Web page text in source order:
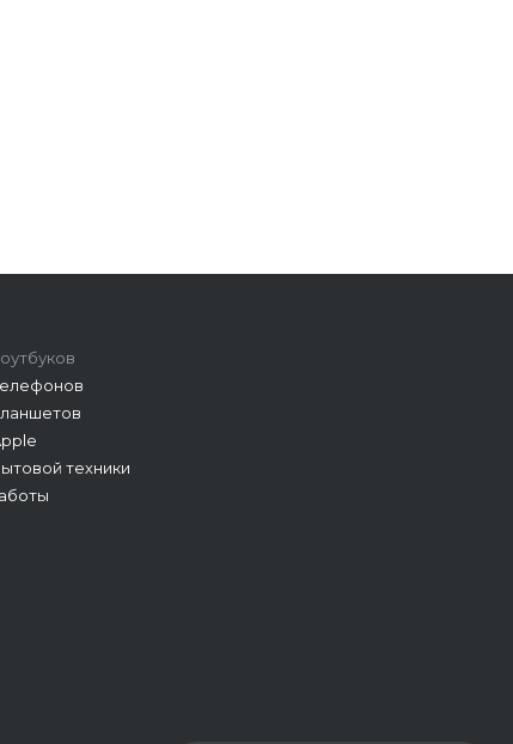
техники